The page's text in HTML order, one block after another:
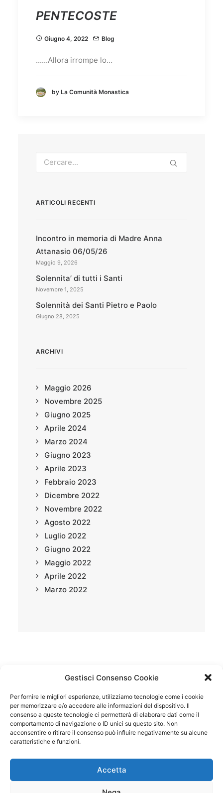
Gestisci Consenso Cookie
Per fornire le migliori esperienze, utilizziamo tecnologie come i cookie
per memorizzare e/o accedere alle informazioni del dispositivo. Il
consenso a queste tecnologie ci permetterà di elaborare dati come il
comportamento di navigazione o ID unici su questo sito. Non
acconsentire o ritirare il consenso può influire negativamente su alcune
caratteristiche e funzioni.
Accetta
PENTECOSTE
Giugno 4, 2022 Blog
......Allora irrompe lo…
by La Comunità Monastica
ARTICOLI RECENTI
Incontro in memoria di Madre Anna
Attanasio 06/05/26
Maggio 9, 2026
Solennita’ di tutti i Santi
Novembre 1, 2025
Solennità dei Santi Pietro e Paolo
Giugno 28, 2025
ARCHIVI
Maggio 2026
Novembre 2025
Giugno 2025
Aprile 2024
Marzo 2024
Giugno 2023
Aprile 2023
Febbraio 2023
Dicembre 2022
Novembre 2022
Agosto 2022
Luglio 2022
Giugno 2022
Maggio 2022
Aprile 2022
Marzo 2022
1 2 3